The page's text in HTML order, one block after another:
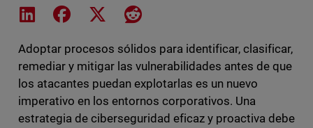
Share on LinkedIn
Share on Facebook
Share on XShare on Reddit
Adoptar procesos sólidos para identificar, clasificar,
remediar y mitigar las vulnerabilidades antes de que
los atacantes puedan explotarlas es un nuevo
imperativo en los entornos corporativos. Una
estrategia de ciberseguridad eficaz y proactiva debe